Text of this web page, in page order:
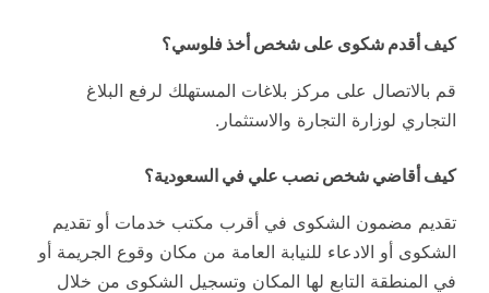
كيف أقدم شكوى على شخص أخذ فلوسي؟
قم بالاتصال على مركز بلاغات المستهلك لرفع البلاغ
التجاري لوزارة التجارة والاستثمار.
كيف أقاضي شخص نصب علي في السعودية؟
تقديم مضمون الشكوى في أقرب مكتب خدمات أو تقديم
الشكوى أو الادعاء للنيابة العامة من مكان وقوع الجريمة أو
في المنطقة التابع لها المكان وتسجيل الشكوى من خلال